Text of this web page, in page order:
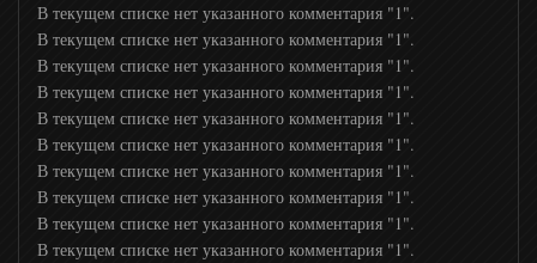
В текущем списке нет указанного комментария "1".
В текущем списке нет указанного комментария "1".
В текущем списке нет указанного комментария "1".
В текущем списке нет указанного комментария "1".
В текущем списке нет указанного комментария "1".
В текущем списке нет указанного комментария "1".
В текущем списке нет указанного комментария "1".
В текущем списке нет указанного комментария "1".
В текущем списке нет указанного комментария "1".
В текущем списке нет указанного комментария "1".